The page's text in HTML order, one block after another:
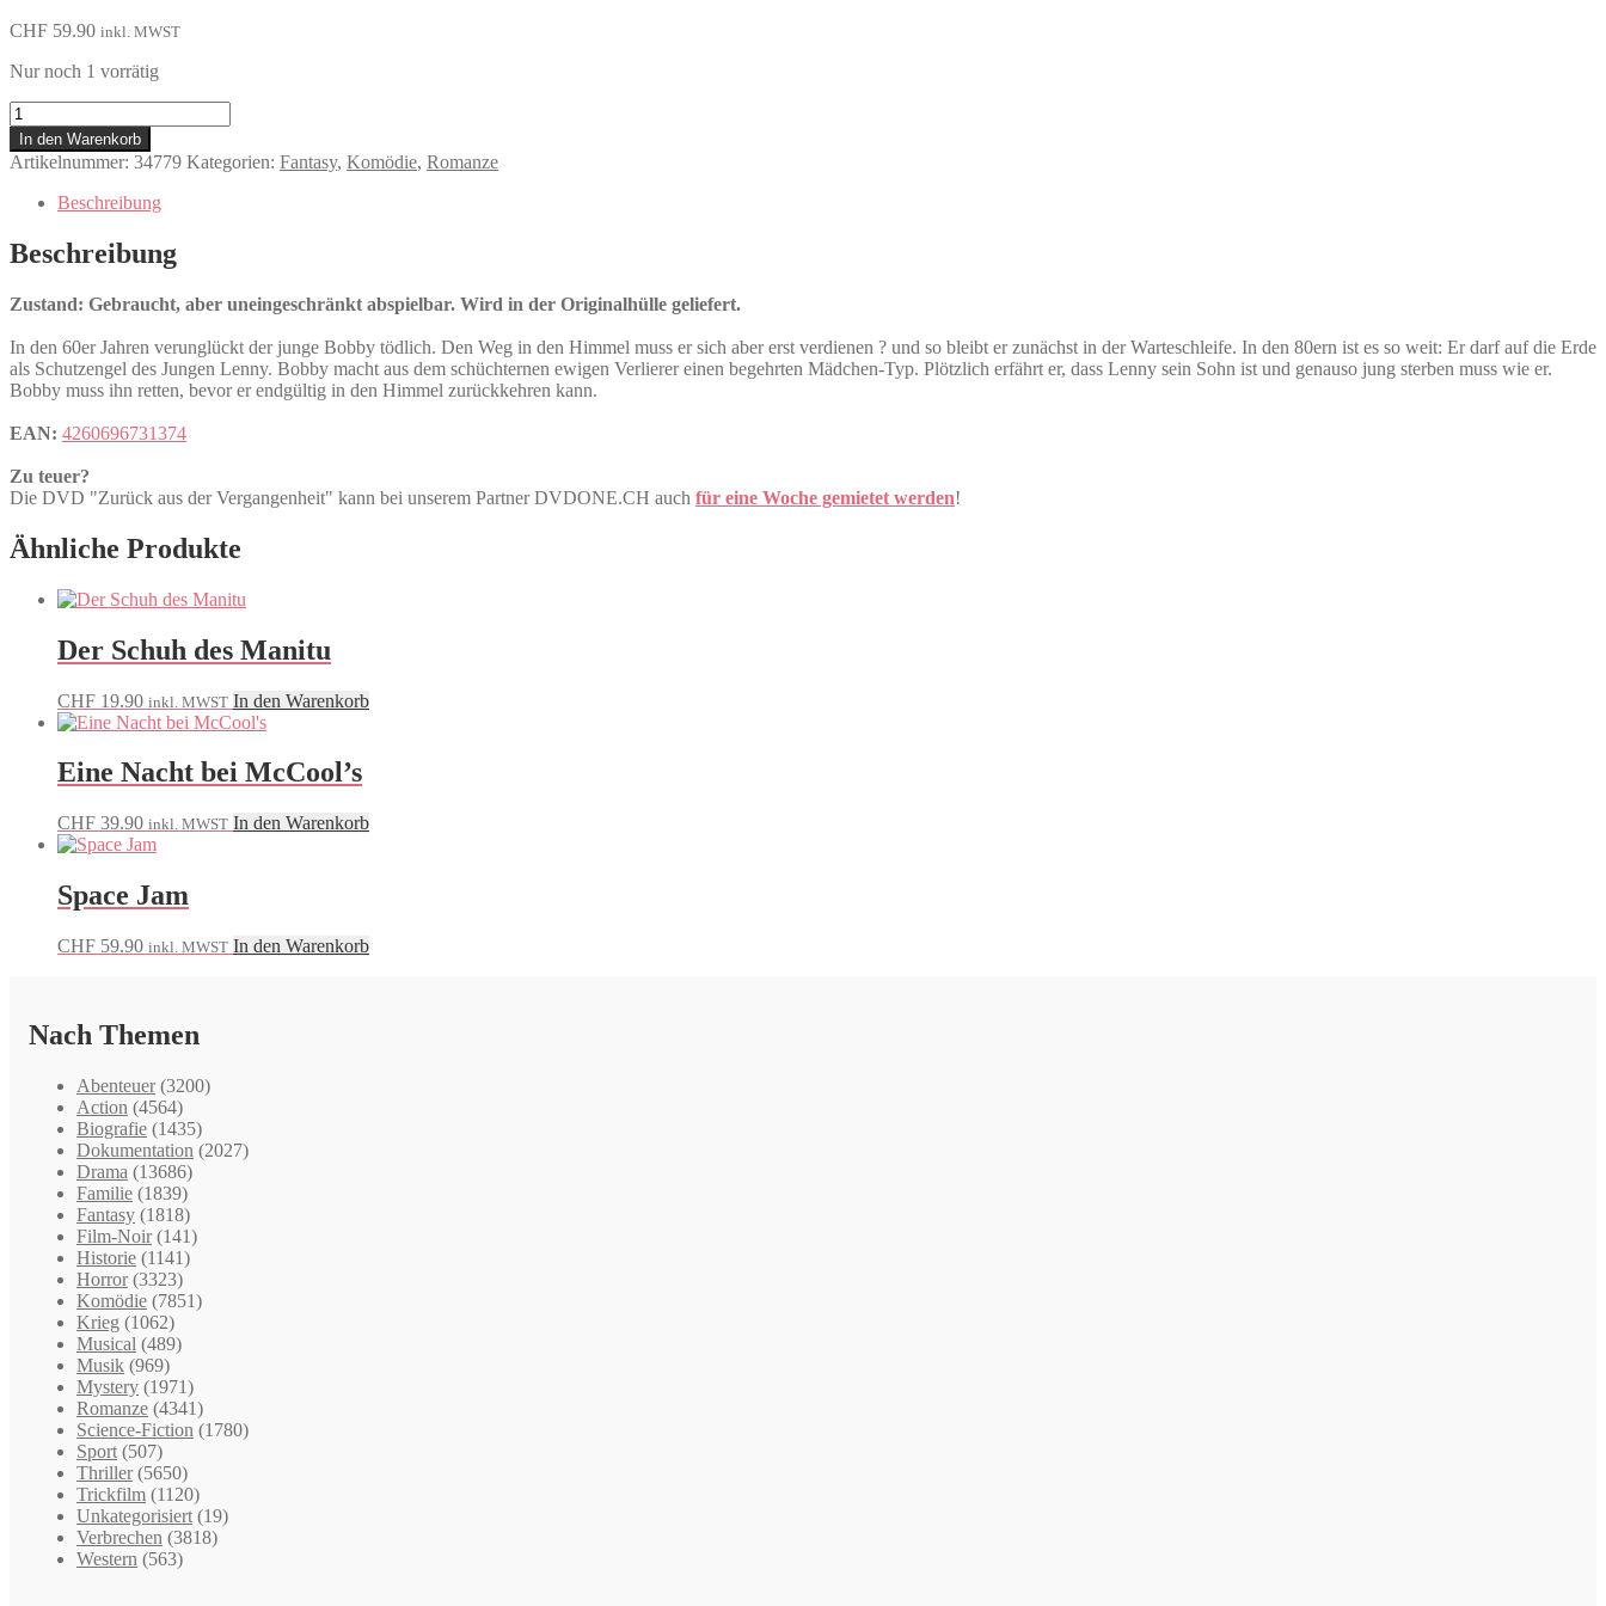
CHF 59.90 inkl. MWST
Nur noch 1 vorrätig
Zurück
aus
der
Vergangenheit
Menge
In den Warenkorb
Artikelnummer: 34779 Kategorien: Fantasy, Komödie, Romanze
Beschreibung
Beschreibung
Zustand: Gebraucht, aber uneingeschränkt abspielbar. Wird in der Originalhülle geliefert.
In den 60er Jahren verunglückt der junge Bobby tödlich. Den Weg in den Himmel muss er sich aber erst verdienen ? und so bleibt er zunächst in der Warteschleife. In den 80ern ist es so weit: Er darf auf die Erde
als Schutzengel des Jungen Lenny. Bobby macht aus dem schüchternen ewigen Verlierer einen begehrten Mädchen-Typ. Plötzlich erfährt er, dass Lenny sein Sohn ist und genauso jung sterben muss wie er.
Bobby muss ihn retten, bevor er endgültig in den Himmel zurückkehren kann.
EAN: 4260696731374
Zu teuer?
Die DVD "Zurück aus der Vergangenheit" kann bei unserem Partner DVDONE.CH auch für eine Woche gemietet werden!
Ähnliche Produkte
Der Schuh des Manitu
CHF 19.90 inkl. MWST In den Warenkorb
Eine Nacht bei McCool’s
CHF 39.90 inkl. MWST In den Warenkorb
Space Jam
CHF 59.90 inkl. MWST In den Warenkorb
Nach Themen
Abenteuer (3200)
Action (4564)
Biografie (1435)
Dokumentation (2027)
Drama (13686)
Familie (1839)
Fantasy (1818)
Film-Noir (141)
Historie (1141)
Horror (3323)
Komödie (7851)
Krieg (1062)
Musical (489)
Musik (969)
Mystery (1971)
Romanze (4341)
Science-Fiction (1780)
Sport (507)
Thriller (5650)
Trickfilm (1120)
Unkategorisiert (19)
Verbrechen (3818)
Western (563)